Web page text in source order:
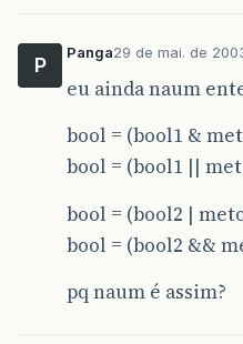
P
Panga29 de mai. de
eu ainda naum
bool = (bool1 &
bool = (bool1 ||
bool = (bool2 |
bool = (bool2 &&
pq naum é assim?